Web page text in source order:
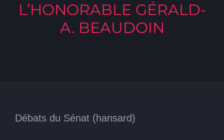
L’HONORABLE GÉRALD-
A. BEAUDOIN
Débats du Sénat (hansard)